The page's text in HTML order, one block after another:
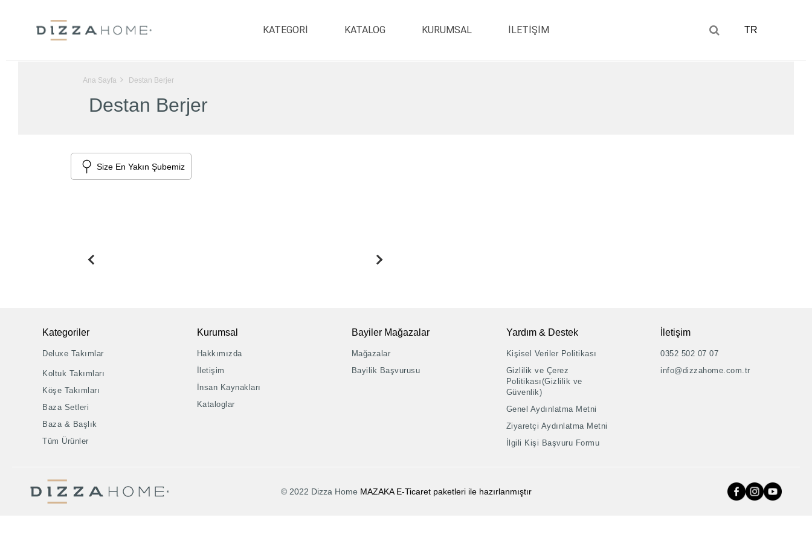
KATEGORI KATALOG KURUMSAL ILETIŞIM TR
Ana Sayfa Destan Berjer
Destan Berjer
Size En Yakın Şubemiz
Kategoriler
Deluxe Takımlar
Koltuk Takımları
Köşe Takımları
Baza Setleri
Baza & Başlık
Tüm Ürünler
Kurumsal
Hakkımızda
İletişim
İnsan Kaynakları
Kataloglar
Bayiler Mağazalar
Mağazalar
Bayilik Başvurusu
Yardım & Destek
Kişisel Veriler Politikası
Gizlilik ve Çerez
Politikası(Gizlilik ve
Güvenlik)
Genel Aydınlatma Metni
Ziyaretçi Aydınlatma Metni
İlgili Kişi Başvuru Formu
İletişim
0352 502 07 07
info@dizzahome.com.tr
© 2022 Dizza Home MAZAKA E-Ticaret paketleri ile hazırlanmıştır